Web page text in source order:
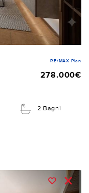
RE/MAX Plan
278.000€
2 Bagni